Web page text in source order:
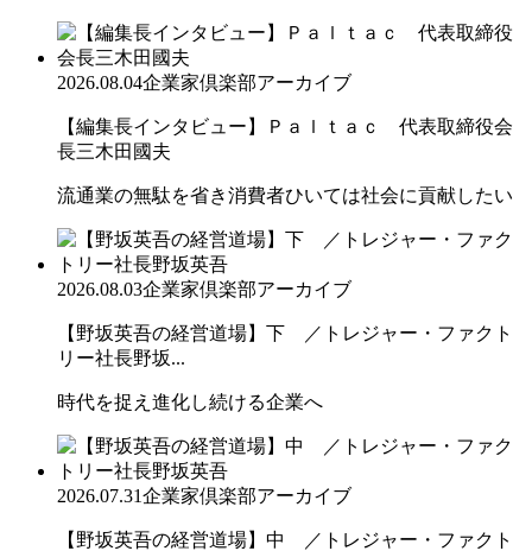
2026.08.04企業家倶楽部アーカイブ
【編集長インタビュー】Ｐａｌｔａｃ 代表取締役会
長三木田國夫
流通業の無駄を省き消費者ひいては社会に貢献したい
2026.08.03企業家倶楽部アーカイブ
【野坂英吾の経営道場】下 ／トレジャー・ファクト
リー社長野坂...
時代を捉え進化し続ける企業へ
2026.07.31企業家倶楽部アーカイブ
【野坂英吾の経営道場】中 ／トレジャー・ファクト